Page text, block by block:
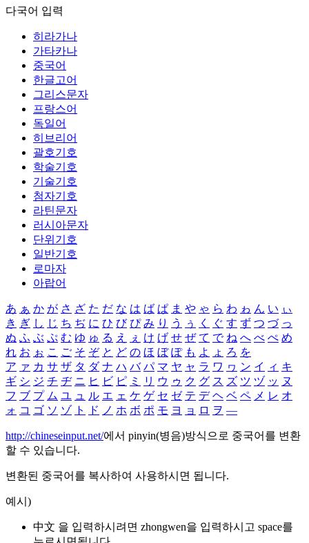
다국어 입력
히라가나
가타카나
중국어
한글고어
그리스문자
프랑스어
독일어
히브리어
괄호기호
학술기호
기술기호
첨자기호
라틴문자
러시아문자
단위기호
일반기호
로마자
아랍어
あ ぁ か が さ ざ た だ な は ば ぱ ま や ゃ ら わ ゎ ん い ぃ
き ぎ し じ ち ぢ に ひ び ぴ み り う ぅ く ぐ す ず つ づ っ
ぬ ふ ぶ ぷ む ゆ ゅ る え ぇ け げ せ ぜ て で ね へ べ ぺ め
れ お ぉ こ ご そ ぞ と ど の ほ ぼ ぽ も よ ょ ろ を
ア ァ カ サ ザ タ ダ ナ ハ バ パ マ ヤ ャ ラ ワ ヮ ン イ ィ キ
ギ シ ジ チ ヂ ニ ヒ ビ ピ ミ リ ウ ゥ ク グ ス ズ ツ ヅ ッ ヌ
フ ブ プ ム ユ ュ ル エ ェ ケ ゲ セ ゼ テ デ ヘ ベ ペ メ レ オ
ォ コ ゴ ソ ゾ ト ド ノ ホ ボ ポ モ ヨ ョ ロ ヲ ―
http://chineseinput.net/에서 pinyin(병음)방식으로 중국어를 변환
할 수 있습니다.
변환된 중국어를 복사하여 사용하시면 됩니다.
예시)
中文 을 입력하시려면 zhongwen을 입력하시고 space를